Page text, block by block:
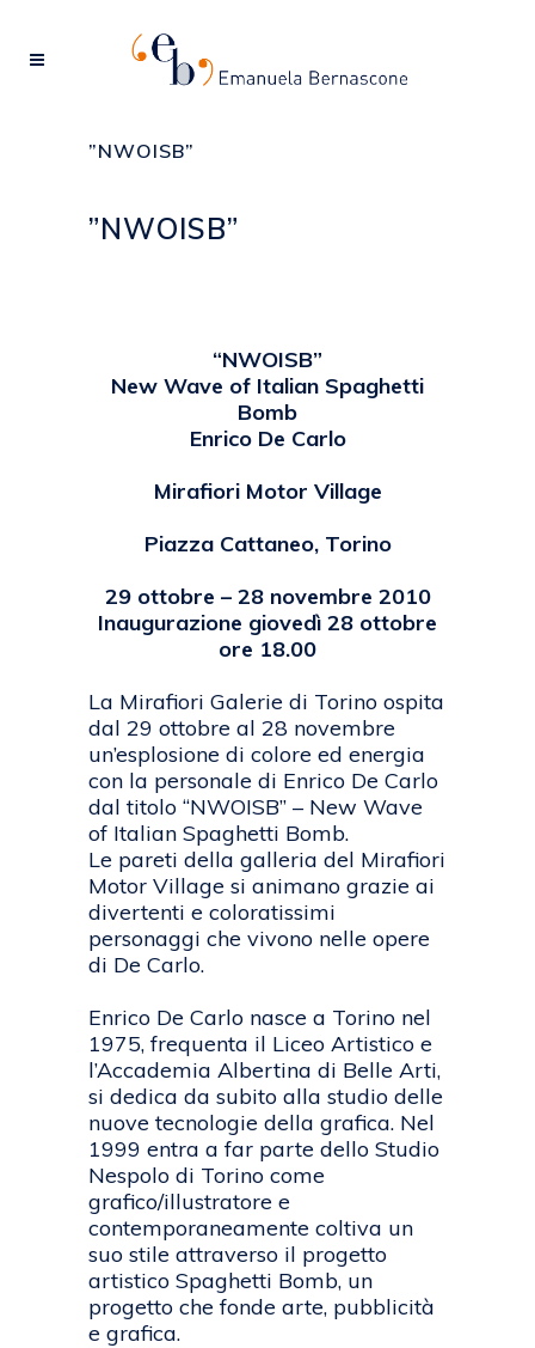
”NWOISB”
”NWOISB”
“NWOISB”
New Wave of Italian Spaghetti
Bomb
Enrico De Carlo
Mirafiori Motor Village
Piazza Cattaneo, Torino
29 ottobre – 28 novembre 2010
Inaugurazione giovedì 28 ottobre
ore 18.00
La Mirafiori Galerie di Torino ospita
dal 29 ottobre al 28 novembre
un’esplosione di colore ed energia
con la personale di Enrico De Carlo
dal titolo “NWOISB” – New Wave
of Italian Spaghetti Bomb.
Le pareti della galleria del Mirafiori
Motor Village si animano grazie ai
divertenti e coloratissimi
personaggi che vivono nelle opere
di De Carlo.
Enrico De Carlo nasce a Torino nel
1975, frequenta il Liceo Artistico e
l’Accademia Albertina di Belle Arti,
si dedica da subito alla studio delle
nuove tecnologie della grafica. Nel
1999 entra a far parte dello Studio
Nespolo di Torino come
grafico/illustratore e
contemporaneamente coltiva un
suo stile attraverso il progetto
artistico Spaghetti Bomb, un
progetto che fonde arte, pubblicità
e grafica.